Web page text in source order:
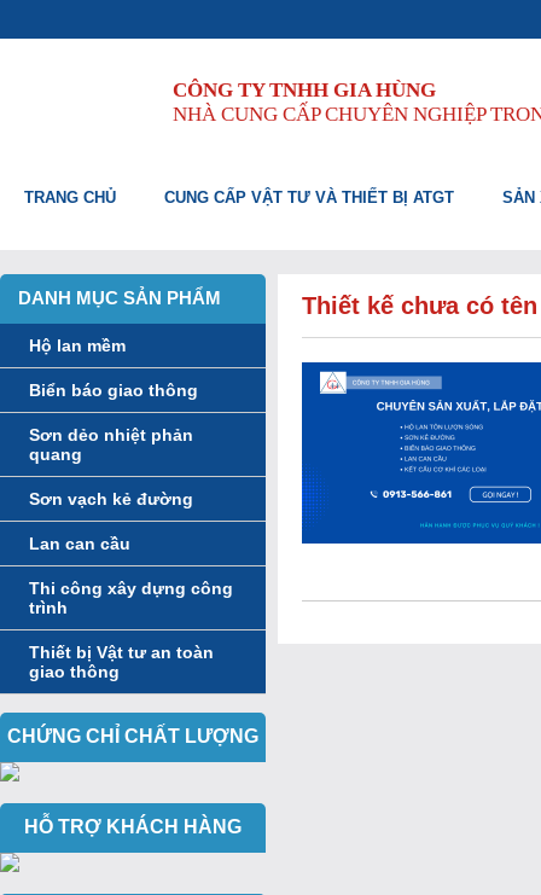
CÔNG TY TNHH GIA HÙNG
NHÀ CUNG CẤP CHUYÊN NGHIỆP
TRANG CHỦ CUNG CẤP VẬT TƯ VÀ THIẾT BỊ ATGT SẢN
DANH MỤC SẢN PHẨM
Hộ lan mềm
Biển báo giao thông
Sơn dẻo nhiệt phản
quang
Sơn vạch kẻ đường
Lan can cầu
Thi công xây dựng công
trình
Thiết bị Vật tư an toàn
giao thông
CHỨNG CHỈ CHẤT LƯỢNG
HỖ TRỢ KHÁCH HÀNG
Thiết kế chưa có tên